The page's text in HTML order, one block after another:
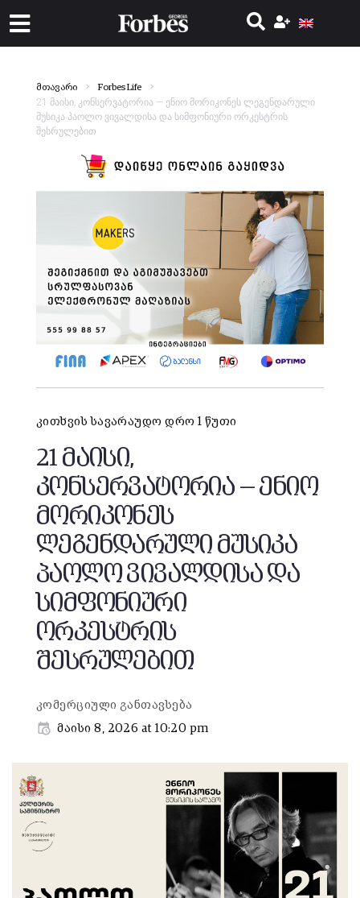
მთავარი Forbes Life
21 მაისი, კონსერვატორია — ენიო მორიკონეს ლეგენდარული
მუსიკა პაოლო ვივალდისა და სიმფონიური ორკესტრის
შესრულებით
კითხვის სავარაუდო დრო 1 წუთი
21 მაისი,
კონსერვატორია — ენიო
მორიკონეს
ლეგენდარული მუსიკა
პაოლო ვივალდისა და
სიმფონიური
ორკესტრის
შესრულებით
კომერციული განთავსება
მაისი 8, 2026 at 10:20 pm